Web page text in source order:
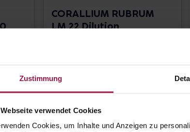
Zustimmung
verwendet Cookies
Cookies, um Inhalte und Anzeigen zu
CORALLIUM RUBRUM
LM 22 Dilution
17,66